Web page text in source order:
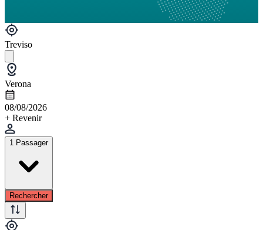
Treviso
Verona
08/08/2026
+ Revenir
1 Passager
Rechercher